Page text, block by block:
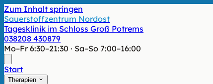
Zum Inhalt springen
Sauerstoffzentrum Nordost
Tagesklinik im Schloss Groß Potrems
038208 430879
Mo–Fr 6:30–21:30 · Sa–So 7:00–16:00
Start
Therapien